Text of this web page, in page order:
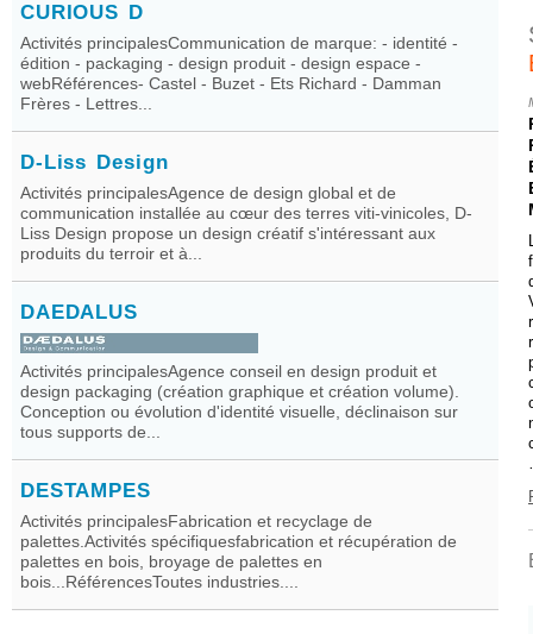
CURIOUS D
Activités principalesCommunication de marque: - identité -
édition - packaging - design produit - design espace -
webRéférences- Castel - Buzet - Ets Richard - Damman
Frères - Lettres...
D-Liss Design
Activités principalesAgence de design global et de
communication installée au cœur des terres viti-vinicoles, D-
Liss Design propose un design créatif s'intéressant aux
produits du terroir et à...
DAEDALUS
Activités principalesAgence conseil en design produit et
design packaging (création graphique et création volume).
Conception ou évolution d'identité visuelle, déclinaison sur
tous supports de...
DESTAMPES
Activités principalesFabrication et recyclage de
palettes.Activités spécifiquesfabrication et récupération de
palettes en bois, broyage de palettes en
bois...RéférencesToutes industries....